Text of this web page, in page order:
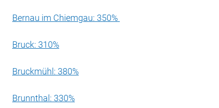
Bernau im Chiemgau: 350%
Bruck: 310%
Bruckmühl: 380%
Brunnthal: 330%